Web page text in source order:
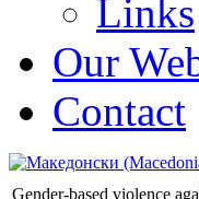
Links
Our
Contact
Gender-based violence